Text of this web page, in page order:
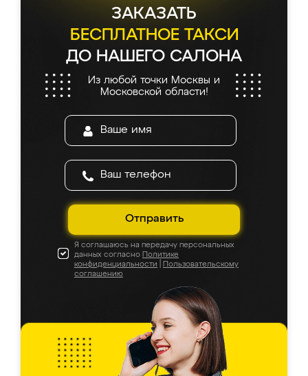
ЗАКАЗАТЬ
БЕСПЛАТНОЕ ТАКСИ
ДО НАШЕГО САЛОНА
Из любой точки Москвы и
Московской области!
Отправить
Я соглашаюсь на передачу персональных
данных согласно Политике
конфиденциальности
Пользовательскому
соглашению